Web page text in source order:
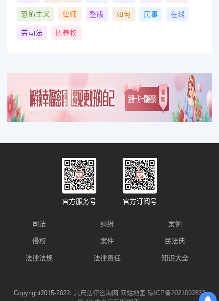
恐怖主义 律师 整版 如何 民事 在线
劳动法 抚养权
官方服务号 官方订阅号
司法 纠纷 案例
侵权 案件 民法典
法律法规 法律责任 知识大全
Copyright2015-2022. 六尺法律咨询网 网站地图 琼ICP备2021002832